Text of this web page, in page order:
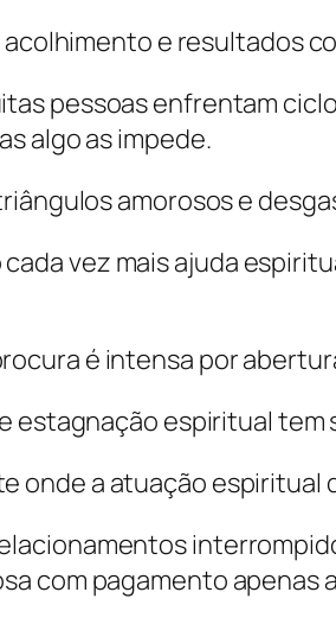
e resultados
pessoas enfrentam
algo as impede.
amorosos e
vez mais ajuda
é intensa por
estagnação espiritual
onde a atuação espiritual
com pagamento apenas